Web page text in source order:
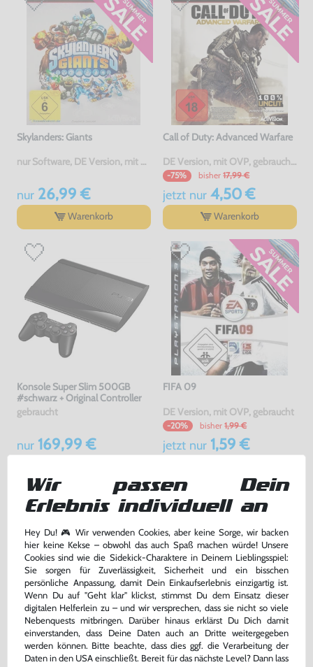
Skylanders: Giants
nur Software, DE Version, mit OVP, gebraucht
nur26,99 €
Warenkorb
Call of Duty: Advanced Warfare
DE Version, mit OVP, gebraucht, USK18
-75% bisher 17,99 €
jetzt nur4,50 €
Warenkorb
Konsole Super Slim 500GB
#schwarz + Original Controller
gebraucht
nur169,99 €
FIFA 09
DE Version, mit OVP, gebraucht
-20% bisher 1,99 €
jetzt nur1,59 €
DAS HABEN ANDERE DAZU
GEKAUFT
Wir passen Dein
Erlebnis individuell an
Hey Du! 🎮 Wir verwenden Cookies, aber keine Sorge, wir backen
hier keine Kekse – obwohl das auch Spaß machen würde! Unsere
Cookies sind wie die Sidekick-Charaktere in Deinem Lieblingsspiel:
Sie sorgen für Zuverlässigkeit, Sicherheit und ein bisschen
persönliche Anpassung, damit Dein Einkaufserlebnis einzigartig ist.
Wenn Du auf "Geht klar" klickst, stimmst Du dem Einsatz dieser
digitalen Helferlein zu – und wir versprechen, dass sie nicht so viele
Nebenquests mitbringen. Darüber hinaus erklärst Du Dich damit
einverstanden, dass Deine Daten auch an Dritte weitergegeben
werden können. Bitte beachte, dass dies ggf. die Verarbeitung der
Daten in den USA einschließt. Bereit für das nächste Level? Dann lass